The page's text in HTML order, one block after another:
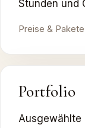
Stunden und
Preise &
Portfolio
Ausgewählte